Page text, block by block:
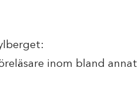
inom bland